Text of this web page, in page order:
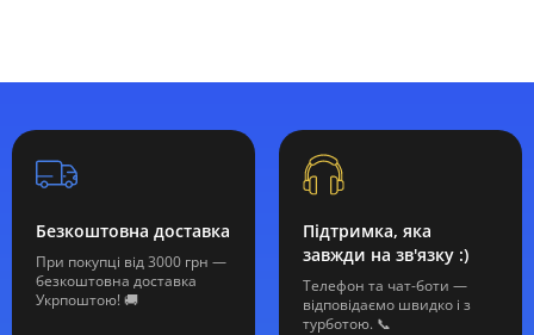
Безкоштовна доставка
При покупці від 3000 грн —
безкоштовна доставка
Укрпоштою! 🚚
Підтримка, яка
завжди на зв'язку :)
Телефон та чат-боти —
відповідаємо швидко і з
турботою. 📞